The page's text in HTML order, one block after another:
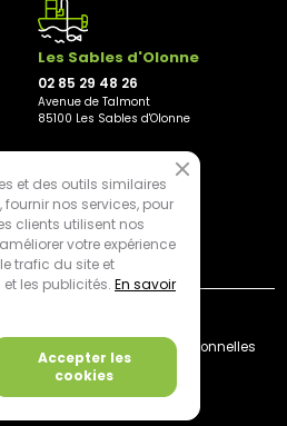
Les Sables d'Olonne
02 85 29 48 26
Avenue de Talmont
85100 Les Sables d'Olonne
légales
Données personnelles
Cookies
et des outils similaires
nos services, pour
clients utilisent nos
votre expérience
trafic du site et
les publicités. En savoir
Accepter les
cookies